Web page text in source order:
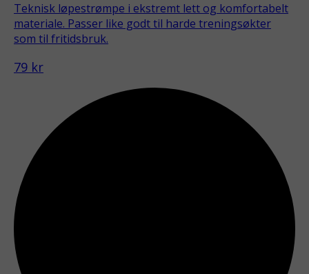
Teknisk løpestrømpe i ekstremt lett og komfortabelt
materiale. Passer like godt til harde treningsøkter
som til fritidsbruk.
79 kr